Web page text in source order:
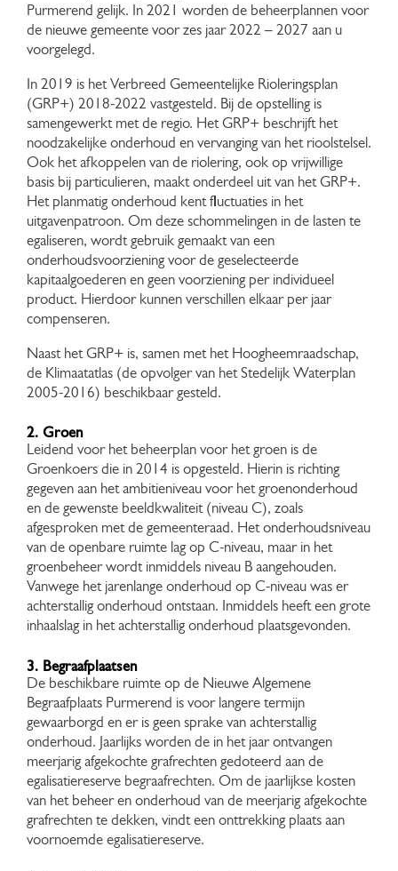
Purmerend gelijk. In 2021 worden de beheerplannen voor
de nieuwe gemeente voor zes jaar 2022 – 2027 aan u
voorgelegd.
In 2019 is het Verbreed Gemeentelijke Rioleringsplan
(GRP+) 2018-2022 vastgesteld. Bij de opstelling is
samengewerkt met de regio. Het GRP+ beschrijft het
noodzakelijke onderhoud en vervanging van het rioolstelsel.
Ook het afkoppelen van de riolering, ook op vrijwillige
basis bij particulieren, maakt onderdeel uit van het GRP+.
Het planmatig onderhoud kent fluctuaties in het
uitgavenpatroon. Om deze schommelingen in de lasten te
egaliseren, wordt gebruik gemaakt van een
onderhoudsvoorziening voor de geselecteerde
kapitaalgoederen en geen voorziening per individueel
product. Hierdoor kunnen verschillen elkaar per jaar
compenseren.
Naast het GRP+ is, samen met het Hoogheemraadschap,
de Klimaatatlas (de opvolger van het Stedelijk Waterplan
2005-2016) beschikbaar gesteld.
2. Groen
Leidend voor het beheerplan voor het groen is de
Groenkoers die in 2014 is opgesteld. Hierin is richting
gegeven aan het ambitieniveau voor het groenonderhoud
en de gewenste beeldkwaliteit (niveau C), zoals
afgesproken met de gemeenteraad. Het onderhoudsniveau
van de openbare ruimte lag op C-niveau, maar in het
groenbeheer wordt inmiddels niveau B aangehouden.
Vanwege het jarenlange onderhoud op C-niveau was er
achterstallig onderhoud ontstaan. Inmiddels heeft een grote
inhaalslag in het achterstallig onderhoud plaatsgevonden.
3. Begraafplaatsen
De beschikbare ruimte op de Nieuwe Algemene
Begraafplaats Purmerend is voor langere termijn
gewaarborgd en er is geen sprake van achterstallig
onderhoud. Jaarlijks worden de in het jaar ontvangen
meerjarig afgekochte grafrechten gedoteerd aan de
egalisatiereserve begraafrechten. Om de jaarlijkse kosten
van het beheer en onderhoud van de meerjarig afgekochte
grafrechten te dekken, vindt een onttrekking plaats aan
voornoemde egalisatiereserve.